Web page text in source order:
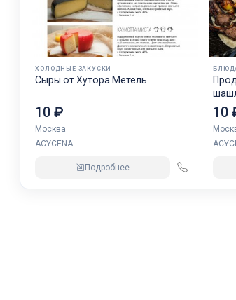
ХОЛОДНЫЕ ЗАКУСКИ
Сыры от Хутора Метель
10 ₽
Москва
ACYCENA
Подробнее
10